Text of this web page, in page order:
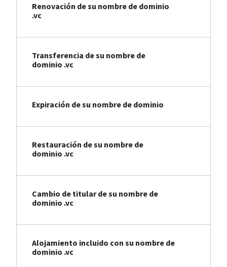
Renovación de su nombre de dominio
.vc
Transferencia de su nombre de
dominio .vc
Expiración de su nombre de dominio
Restauración de su nombre de
dominio .vc
Cambio de titular de su nombre de
dominio .vc
Alojamiento incluido con su nombre de
dominio .vc